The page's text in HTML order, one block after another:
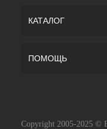
КАТАЛОГ
ПОМОЩЬ
Copyright 2005-2025 ©